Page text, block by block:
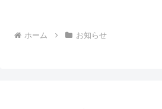
ホーム お知らせ